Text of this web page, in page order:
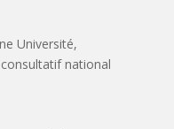
Université,
national